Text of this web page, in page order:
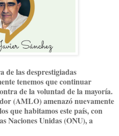
de las desprestigiadas
tenemos que continuar
de la voluntad de la mayoría.
(AMLO) amenazó nuevamente
que habitamos este país, con
Naciones Unidas (ONU), a